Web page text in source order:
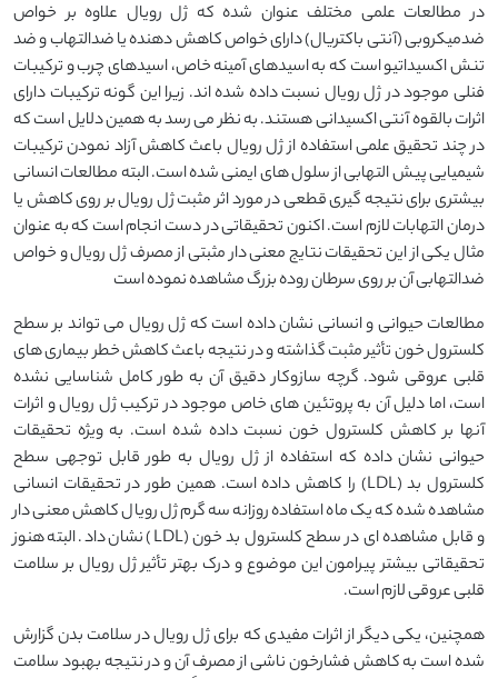
در مطالعات علمی مختلف عنوان شده که ژل رویال علاوه بر خواص
ضدمیکروبی (آنتی باکتریال) دارای خواص کاهش دهنده یا ضدالتهاب و ضد
تنش اکسیداتیو است که به اسیدهای آمینه خاص، اسیدهای چرب و ترکیبات
فنلی موجود در ژل رویال نسبت داده شده اند. زیرا این گونه ترکیبات دارای
اثرات بالقوه آنتی اکسیدانی هستند. به نظر می رسد به همین دلایل است که
در چند تحقیق علمی استفاده از ژل رویال باعث کاهش آزاد نمودن ترکیبات
شیمیایی پیش التهابی از سلول های ایمنی شده است. البته مطالعات انسانی
بیشتری برای نتیجه گیری قطعی در مورد اثر مثبت ژل رویال بر روی کاهش یا
درمان التهابات لازم است. اکنون تحقیقاتی در دست انجام است که به عنوان
مثال یکی از این تحقیقات نتایج معنی دار مثبتی از مصرف ژل رویال و خواص
ضدالتهابی آن بر روی سرطان روده بزرگ مشاهده نموده است
مطالعات حیوانی و انسانی نشان داده است که ژل رویال می تواند بر سطح
کلسترول خون تأثیر مثبت گذاشته و در نتیجه باعث کاهش خطر بیماری های
قلبی عروقی شود. گرچه سازوکار دقیق آن به طور کامل شناسایی نشده
است، اما دلیل آن به پروتئین های خاص موجود در ترکیب ژل رویال و اثرات
آنها بر کاهش کلسترول خون نسبت داده شده است. به ویژه تحقیقات
حیوانی نشان داده که استفاده از ژل رویال به طور قابل توجهی سطح
کلسترول بد (LDL) را کاهش داده است. همین طور در تحقیقات انسانی
مشاهده شده که یک ماه استفاده روزانه سه گرم ژل رویال کاهش معنی دار
و قابل مشاهده ای در سطح کلسترول بد خون (LDL) نشان داد. البته هنوز
تحقیقاتی بیشتر پیرامون این موضوع و درک بهتر تأثیر ژل رویال بر سلامت
قلبی عروقی لازم است.
همچنین، یکی دیگر از اثرات مفیدی که برای ژل رویال در سلامت بدن گزارش
شده است به کاهش فشارخون ناشی از مصرف آن و در نتیجه بهبود سلامت